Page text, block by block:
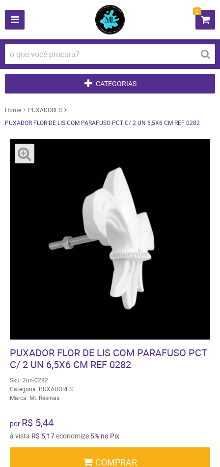
0
CATEGORIAS
Home
PUXADORES
PUXADOR FLOR DE LIS COM PARAFUSO PCT C/ 2 UN 6,5X6 CM REF 0282
PUXADOR FLOR DE LIS COM PARAFUSO PCT
C/ 2 UN 6,5X6 CM REF 0282
Sku: 2un-0282
Categoria: PUXADORES
Marca: ML Resinas
por R$ 5,44
à vista R$ 5,17economize 5% no Pix
COMPRAR